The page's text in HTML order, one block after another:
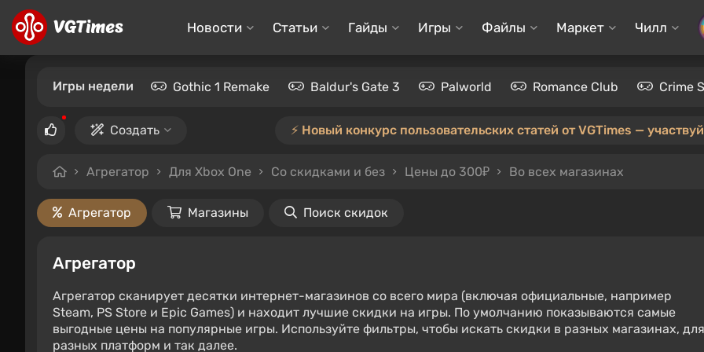
Новости Статьи Гайды Игры Файлы Маркет Чилл
Игры недели Gothic 1 Remake Baldur's Gate 3 Palworld Romance Club Crime
Создать ⚡️ Новый конкурс пользовательских статей от VGTimes —
Агрегатор Для Xbox One Со скидками и без Цены до 300₽ Во всех магазинах
Агрегатор Магазины Поиск скидок
Агрегатор
Агрегатор сканирует десятки интернет-магазинов со всего мира (включая официальные, например
Steam, PS Store и Epic Games) и находит лучшие скидки на игры. По умолчанию показываются самые
выгодные цены на популярные игры. Используйте фильтры, чтобы искать скидки в разных магазинах, для
разных платформ и так далее.